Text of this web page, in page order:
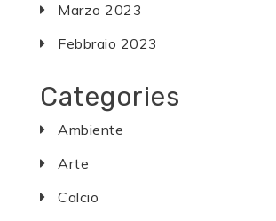
Marzo 2023
Febbraio 2023
Categories
Ambiente
Arte
Calcio